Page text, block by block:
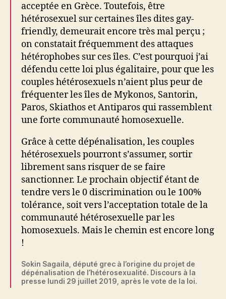
acceptée en Grèce. Toutefois, être
hétérosexuel sur certaines îles dites gay-
friendly, demeurait encore très mal perçu ;
on constatait fréquemment des attaques
hétérophobes sur ces îles. C’est pourquoi j’ai
défendu cette loi plus égalitaire, pour que les
couples hétérosexuels n’aient plus peur de
fréquenter les îles de Mykonos, Santorin,
Paros, Skiathos et Antiparos qui rassemblent
une forte communauté homosexuelle.
Grâce à cette dépénalisation, les couples
hétérosexuels pourront s’assumer, sortir
librement sans risquer de se faire
sanctionner. Le prochain objectif étant de
tendre vers le 0 discrimination ou le 100%
tolérance, soit vers l’acceptation totale de la
communauté hétérosexuelle par les
homosexuels. Mais le chemin est encore long
!
Sokin Sagaila, député grec à l’origine du projet de
dépénalisation de l’hétérosexualité. Discours à la
presse lundi 29 juillet 2019, après le vote de la loi.